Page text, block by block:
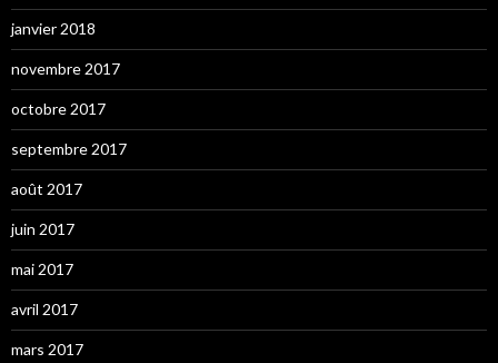
janvier 2018
novembre 2017
octobre 2017
septembre 2017
août 2017
juin 2017
mai 2017
avril 2017
mars 2017